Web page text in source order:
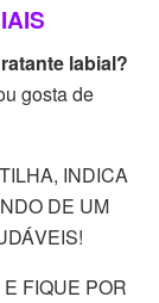
labial?
gosta de
INDICA
DE UM
FIQUE POR